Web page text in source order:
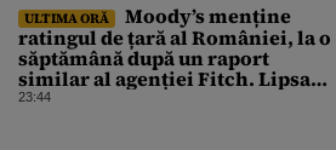
ULTIMA ORĂ
Moody’s menține
ratingul de țară al României, la o
săptămână după un raport
similar al agenției Fitch. Lipsa
unui guvern cu puteri depline,
23:44